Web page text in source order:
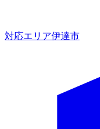
対応エリア伊達市